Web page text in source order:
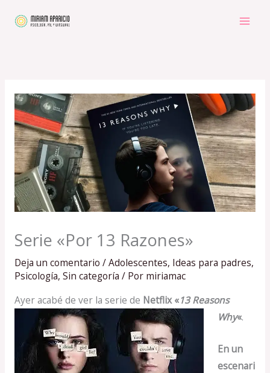
Serie «Por 13 Razones»
Deja un comentario /Adolescentes, Ideas para padres,
Psicología, Sin categoría / Por miriamac
Ayer acabé de ver la serie de Netflix «13 Reasons
Why«.
En un
escenari